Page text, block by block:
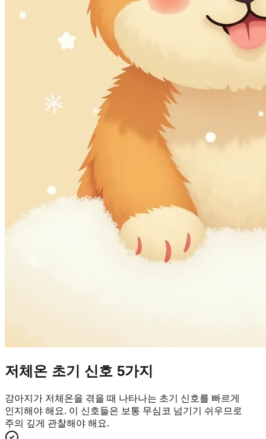
저체온 초기 신호 5가지
강아지가 저체온을 겪을 때 나타나는 초기 신호를 빠르게
인지해야 해요. 이 신호들은 보통 무심코 넘기기 쉬우므로
주의 깊게 관찰해야 해요.